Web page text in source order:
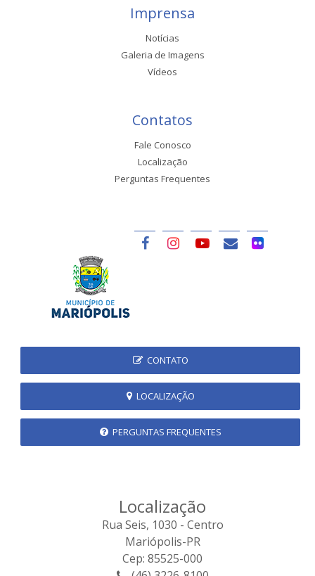
Imprensa
Notícias
Galeria de Imagens
Vídeos
Contatos
Fale Conosco
Localização
Perguntas Frequentes
CONTATO
LOCALIZAÇÃO
PERGUNTAS FREQUENTES
Localização
Rua Seis, 1030 - Centro
Mariópolis-PR
Cep: 85525-000